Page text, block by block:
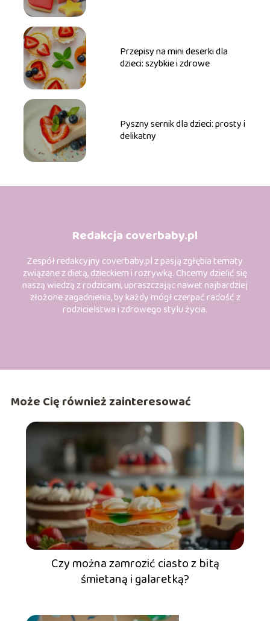
Przepisy na mini deserki dla
dzieci: szybkie i zdrowe
Pyszny sernik dla dzieci: prosty i
delikatny
Redakcja coverbaby.pl
Zespół redakcyjny coverbaby.pl z pasją zgłębia tematy
związane z dietą, dzieckiem i rozrywką. Chcemy dzielić się
naszą wiedzą z rodzicami, upraszczając nawet najbardziej
złożone zagadnienia, by każdy mógł czerpać radość z
rodzicielstwa i zdrowego stylu życia.
Może Cię również zainteresować
Czy można zamrozić ciasto z bitą
śmietaną i galaretką?